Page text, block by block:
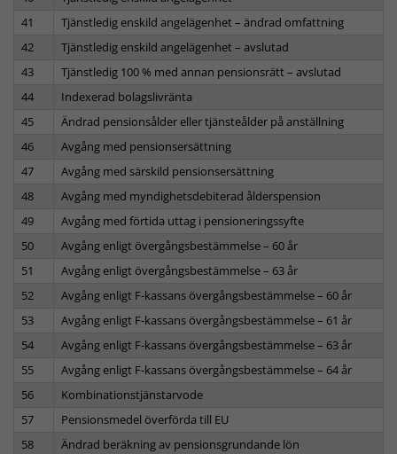
41
Tjänstledig enskild angelägenhet – ändrad omfattning
42
Tjänstledig enskild angelägenhet – avslutad
43
Tjänstledig 100 % med annan pensionsrätt – avslutad
44
Indexerad bolagslivränta
45
Ändrad pensionsålder eller tjänsteålder på anställning
46
Avgång med pensionsersättning
47
Avgång med särskild pensionsersättning
48
Avgång med myndighetsdebiterad ålderspension
49
Avgång med förtida uttag i pensioneringssyfte
50
Avgång enligt övergångsbestämmelse – 60 år
51
Avgång enligt övergångsbestämmelse – 63 år
52
Avgång enligt F-kassans övergångsbestämmelse – 60 år
53
Avgång enligt F-kassans övergångsbestämmelse – 61 år
54
Avgång enligt F-kassans övergångsbestämmelse – 63 år
55
Avgång enligt F-kassans övergångsbestämmelse – 64 år
56
Kombinationstjänstarvode
57
Pensionsmedel överförda till EU
58
Ändrad beräkning av pensionsgrundande lön